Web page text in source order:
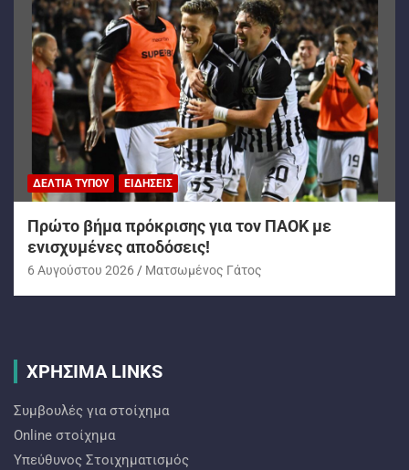
ΔΕΛΤΊΑ ΤΎΠΟΥ ΕΙΔΉΣΕΙΣ
Πρώτο βήμα πρόκρισης για τον ΠΑΟΚ με
ενισχυμένες αποδόσεις!
6 Αυγούστου 2026 Ματσωμένος Γάτος
ΧΡΗΣΙΜΑ LINKS
Συμβουλές για στοίχημα
Online στοίχημα
Υπεύθυνος Στοιχηματισμός